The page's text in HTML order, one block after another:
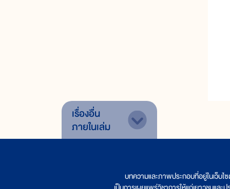
เรื่องอื่น
ภายในเล่ม
บทความและภาพประกอบที่อยู่ในเว็บ